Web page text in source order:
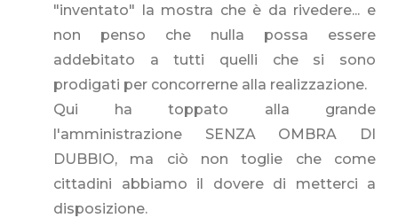
"inventato" la mostra che è da rivedere... e
non penso che nulla possa essere
addebitato a tutti quelli che si sono
prodigati per concorrerne alla realizzazione.
Qui ha toppato alla grande
l'amministrazione SENZA OMBRA DI
DUBBIO, ma ciò non toglie che come
cittadini abbiamo il dovere di metterci a
disposizione.